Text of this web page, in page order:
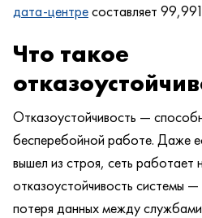
дата-центресоставляет
Что такое
Отказоустойчивость —
бесперебойной работе. Даже
вышел из строя, сеть работает
отказоустойчивость системы
потеря данных между